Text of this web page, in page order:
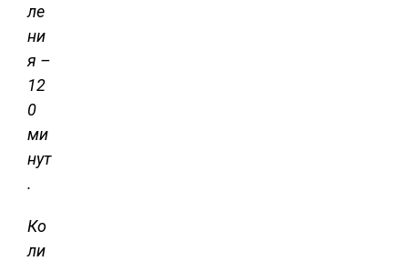
ле
ни
я –
12
0
ми
нут
.
Ко
ли